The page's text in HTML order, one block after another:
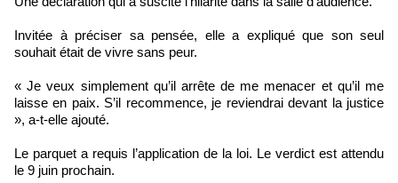
Invitée à préciser sa pensée, elle a expliqué que son seul
souhait était de vivre sans peur.
« Je veux simplement qu’il arrête de me menacer et qu’il me
laisse en paix. S’il recommence, je reviendrai devant la justice
», a-t-elle ajouté.
Le parquet a requis l’application de la loi. Le verdict est attendu
le 9 juin prochain.